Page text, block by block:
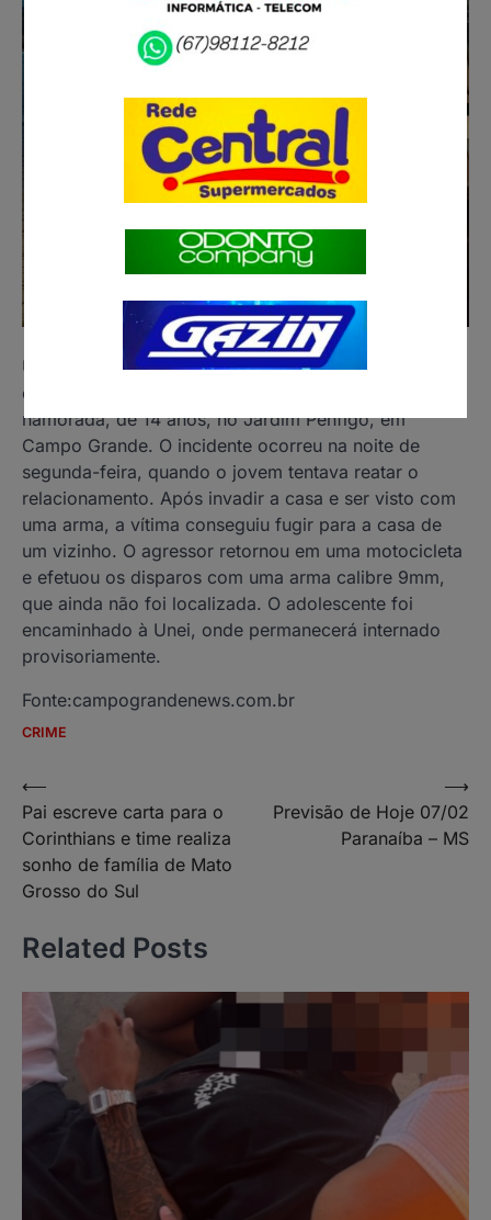
Um adolescente de 16 anos foi apreendido após
efetuar 14 disparos contra a residência de sua ex-
namorada, de 14 anos, no Jardim Pênfigo, em
Campo Grande. O incidente ocorreu na noite de
segunda-feira, quando o jovem tentava reatar o
relacionamento. Após invadir a casa e ser visto com
uma arma, a vítima conseguiu fugir para a casa de
um vizinho. O agressor retornou em uma motocicleta
e efetuou os disparos com uma arma calibre 9mm,
que ainda não foi localizada. O adolescente foi
encaminhado à Unei, onde permanecerá internado
provisoriamente.
Fonte:campograndenews.com.br
CRIME
Navegação
de
Post
⟵
Pai escreve carta para o
Corinthians e time realiza
sonho de família de Mato
Grosso do Sul
Previsão de Hoje 07/02
Paranaíba – MS
⟶
Related Posts